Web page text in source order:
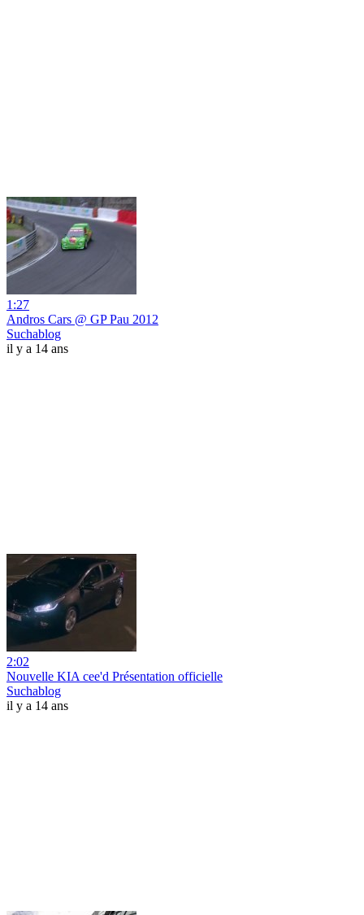
1:27
Andros Cars @ GP Pau 2012
Suchablog
il y a 14 ans
2:02
Nouvelle KIA cee'd Présentation officielle
Suchablog
il y a 14 ans